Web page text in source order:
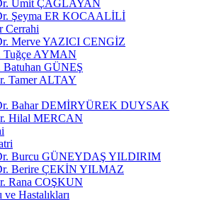
Ümit ÇAĞLAYAN
Şeyma ER KOCAALİLİ
Cerrahi
Merve YAZICI CENGİZ
Tuğçe AYMAN
Batuhan GÜNEŞ
Tamer ALTAY
Bahar DEMİRYÜREK DUYSAK
Hilal MERCAN
Burcu GÜNEYDAŞ YILDIRIM
Berire ÇEKİN YILMAZ
Rana COŞKUN
ve Hastalıkları